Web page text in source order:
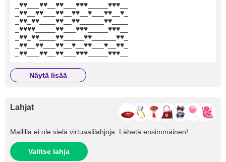
_♥♥___♥♥__♥♥___♥♥♥_____♥♥♥__
_♥♥__♥♥___♥♥__♥♥__♥___♥♥__♥_
_♥♥_♥♥____♥♥__♥♥______♥♥____
_♥♥♥♥_____♥♥___♥♥♥_____♥♥♥__
_♥♥_♥♥____♥♥_____♥♥______♥♥_
_♥♥__♥♥___♥♥__♥__♥♥___♥__♥♥_
_♥♥___♥♥__♥♥___♥♥♥_____♥♥♥__
näytä lisää
Lahjat
Mallilla ei ole vielä virtuaalilahjoja. Lähetä ensimmäinen!
Valitse lahja